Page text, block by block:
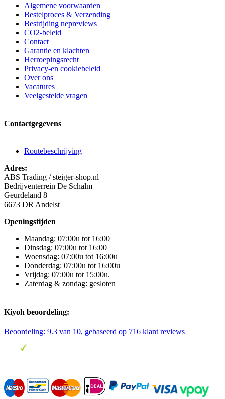
Algemene voorwaarden
Bestelproces & Verzending
Bestrijding nepreviews
CO2-beleid
Contact
Garantie en klachten
Herroepingsrecht
Privacy-en cookiebeleid
Over ons
Vacatures
Veelgestelde vragen
Contactgegevens
Routebeschrijving
Adres:
ABS Trading / steiger-shop.nl
Bedrijventerrein De Schalm
Geurdeland 8
6673 DR Andelst
Openingstijden
Maandag: 07:00u tot 16:00
Dinsdag: 07:00u tot 16:00
Woensdag: 07:00u tot 16:00u
Donderdag: 07:00u tot 16:00u
Vrijdag: 07:00u tot 15:00u.
Zaterdag & zondag: gesloten
Kiyoh beoordeling:
Beoordeling: 9.3 van 10, gebaseerd op 716 klant reviews